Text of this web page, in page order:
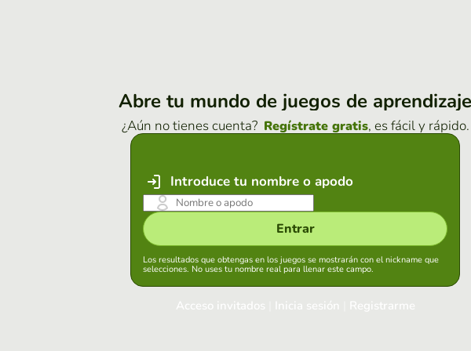
Abre tu mundo de juegos de aprendizaje
¿Aún no tienes cuenta? Regístrate gratis, es fácil y rápido.
Introduce tu nombre o apodo
Entrar
Los resultados que obtengas en los juegos se mostrarán con el nickname que
selecciones. No uses tu nombre real para llenar este campo.
Acceso invitados Inicia sesión Registrarme